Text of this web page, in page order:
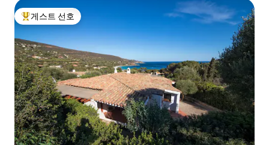
상위 게스트 선호
게스트 선호